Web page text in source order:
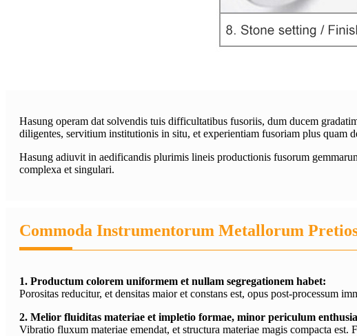
Hasung operam dat solvendis tuis difficultatibus fusoriis, dum ducem
diligentes, servitium institutionis in situ, et experientiam fusoriam plus quam
Hasung adiuvit in aedificandis plurimis lineis productionis fusorum
complexa et singulari.
Commoda Instrumentorum Metallorum
1. Productum colorem uniformem et nullam segregationem habet:
Porositas reducitur, et densitas maior et constans est, opus post-processum
2. Melior fluiditas materiae et impletio formae, minor periculum
Vibratio fluxum materiae emendat, et structura materiae magis compacta